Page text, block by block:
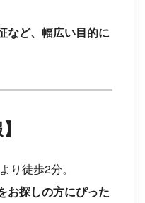
など、幅広い目的に
り徒歩2分。
お探しの方にぴった